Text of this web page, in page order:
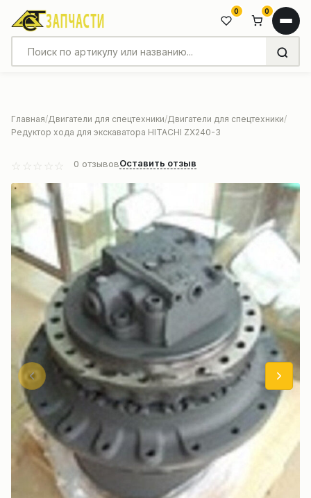
0 0
Главная Двигатели для спецтехники Двигатели для спецтехники
Редуктор хода для экскаватора HITACHI ZX240-3
0 отзывовОставить отзыв